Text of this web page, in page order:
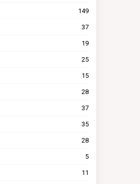
149
37
19
25
15
28
37
35
28
5
11